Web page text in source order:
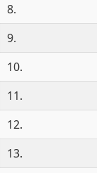
8.
9.
10.
11.
12.
13.